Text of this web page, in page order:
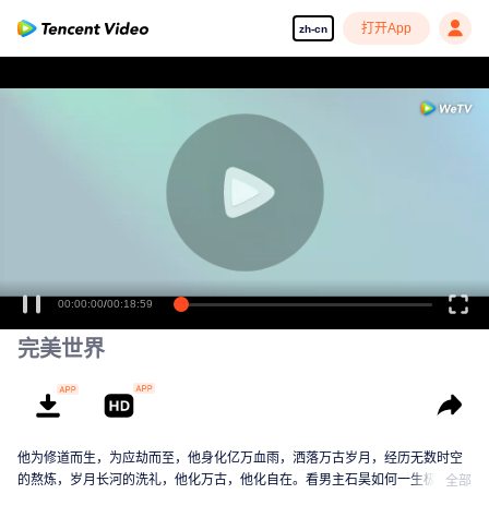
zh-cn 打开App
00:00:00/00:18:59
完美世界
他为修道而生，为应劫而至，他身化亿万血雨，洒落万古岁月，经历无数时空
的熬炼，岁月长河的洗礼，他化万古，他化自在。看男主石昊如何一生极致辉
全部